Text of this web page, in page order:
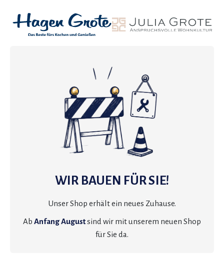
WIR BAUEN FÜR SIE!
Unser Shop erhält ein neues Zuhause.
Ab Anfang Augustsind wir mit unserem neuen Shop
für Sie da.